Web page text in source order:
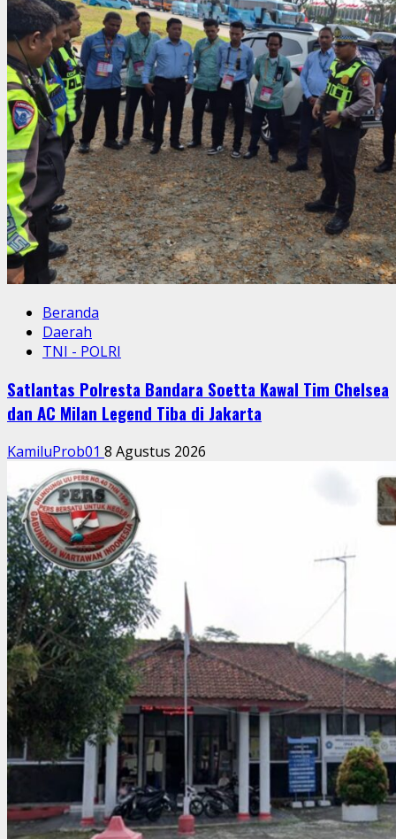
Beranda
Daerah
TNI - POLRI
Satlantas Polresta Bandara Soetta Kawal Tim Chelsea
dan AC Milan Legend Tiba di Jakarta
KamiluProb01 8 Agustus 2026